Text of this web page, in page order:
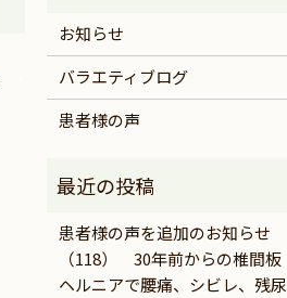
お知らせ
バラエティブログ
患者様の声
患者様の声を追加のお知らせ
（118） 30年前からの椎間板
ヘルニアで腰痛、シビレ、残尿